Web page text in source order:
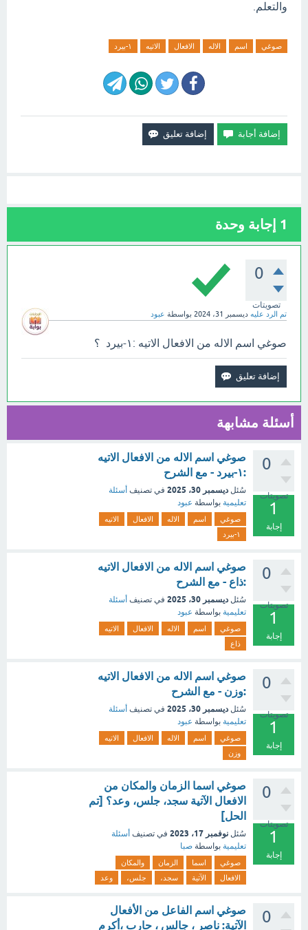
والتعلم.
صوغي اسم الاله الافعال الاتيه ١-بيرد
1 إجابة وحدة
0
تصويتات
تم الرد عليه ديسمبر 31، 2024 بواسطة عبود
صوغي اسم الاله من الافعال الاتيه :١-بيرد ؟
أسئلة مشابهة
0
تصويتات
1
إجابة
صوغي اسم الاله من الافعال الاتيه
:١-بيرد - مع الشرح
سُئل ديسمبر 30، 2025 في تصنيف أسئلة
تعليمية بواسطة عبود
صوغي اسم الاله الافعال
الاتيه
١-بيرد
0
تصويتات
1
إجابة
صوغي اسم الاله من الافعال الاتيه
:ذاع - مع الشرح
سُئل ديسمبر 30، 2025 في تصنيف أسئلة
تعليمية بواسطة عبود
صوغي اسم الاله الافعال
الاتيه
ذاع
0
تصويتات
1
إجابة
صوغي اسم الاله من الافعال الاتيه
:وزن - مع الشرح
سُئل ديسمبر 30، 2025 في تصنيف أسئلة
تعليمية بواسطة عبود
صوغي اسم الاله الافعال
الاتيه
وزن
0
تصويتات
1
إجابة
صوغي اسما الزمان والمكان من
الافعال الآتية سجد، جلس، وعد؟ [تم
الحل]
سُئل نوفمبر 17، 2023 في تصنيف أسئلة
تعليمية بواسطة صبا
صوغي اسما الزمان
والمكان
الافعال
الآتية سجد، جلس، وعد
0
صوغي اسم الفاعل من الأفعال
الآتية: ناصر ، جالس ، حارب ،أكرم